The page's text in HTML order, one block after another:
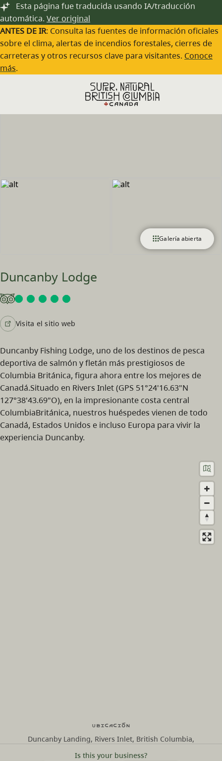
Saltar al contenido principal
Esta página fue traducida usando IA/traducción
automática. Ver original
ANTES DE IR: Consulta las fuentes de información oficiales
sobre el clima, alertas de incendios forestales, cierres de
carreteras y otros recursos clave para visitantes. Conoce
más.
Galería abierta
Duncanby Lodge
Visita el sitio web
Duncanby Fishing Lodge, uno de los destinos de pesca
deportiva de salmón y fletán más prestigiosos de
Columbia Británica, figura ahora entre los mejores de
Canadá.Situado en Rivers Inlet (GPS 51°24'16.63"N
127°38'43.69"O), en la impresionante costa central
ColumbiaBritánica, nuestros huéspedes vienen de todo
Canadá, Estados Unidos e incluso Europa para vivir la
experiencia Duncanby.
Is this your business?
Ubicación
Duncanby Landing, Rivers Inlet, British Columbia,